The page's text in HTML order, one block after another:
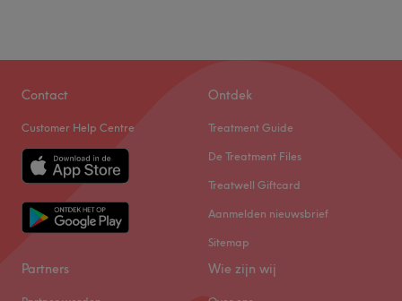
Contact
Customer Help Centre
Ontdek
Treatment Guide
De Treatment Files
Treatwell Giftcard
Aanmelden nieuwsbrief
Sitemap
Partners Wie zijn wij